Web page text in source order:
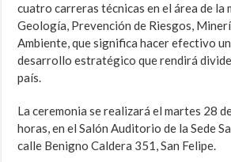
cuatro carreras técnicas en el área de la
Geología, Prevención de Riesgos,
Ambiente, que significa hacer efectivo
desarrollo estratégico que rendirá
país.
La ceremonia se realizará el martes 28
horas, en el Salón Auditorio de la Sede
calle Benigno Caldera 351, San Felipe.